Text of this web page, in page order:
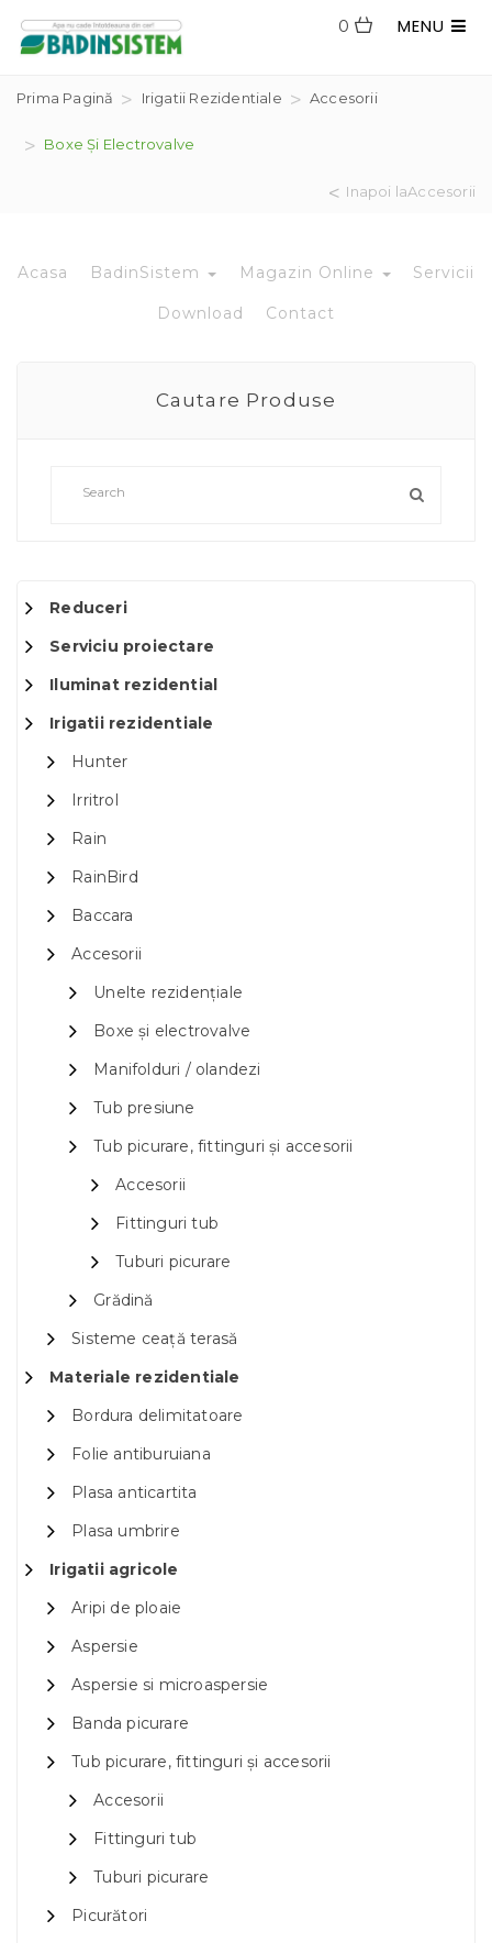
MENU
0
Prima Pagină Irigatii Rezidentiale Accesorii
Boxe Și Electrovalve
Inapoi laAccesorii
Acasa BadinSistem Magazin Online Servicii
Download Contact
Cautare Produse
Reduceri
Serviciu proiectare
Iluminat rezidential
Irigatii rezidentiale
Hunter
Irritrol
Rain
RainBird
Baccara
Accesorii
Unelte rezidențiale
Boxe și electrovalve
Manifolduri / olandezi
Tub presiune
Tub picurare, fittinguri și accesorii
Accesorii
Fittinguri tub
Tuburi picurare
Grădină
Sisteme ceață terasă
Materiale rezidentiale
Bordura delimitatoare
Folie antiburuiana
Plasa anticartita
Plasa umbrire
Irigatii agricole
Aripi de ploaie
Aspersie
Aspersie si microaspersie
Banda picurare
Tub picurare, fittinguri și accesorii
Accesorii
Fittinguri tub
Tuburi picurare
Picurători